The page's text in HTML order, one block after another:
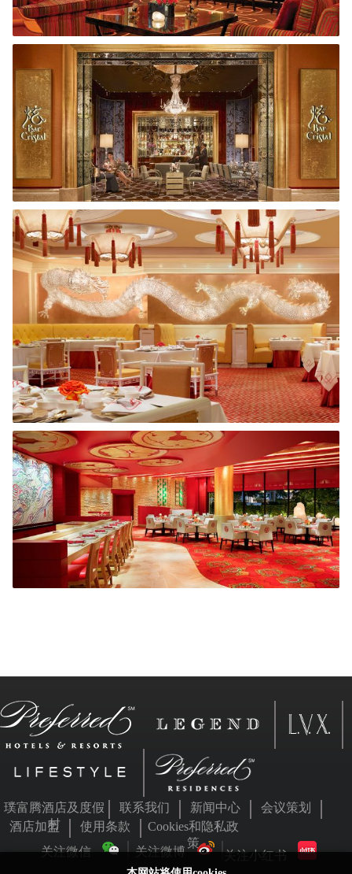
璞富腾酒店及度假
村
联系我们 新闻中心
会议策划
酒店加盟
使用条款
Cookies和隐私政
策
关注微信 关注微博 关注小红书